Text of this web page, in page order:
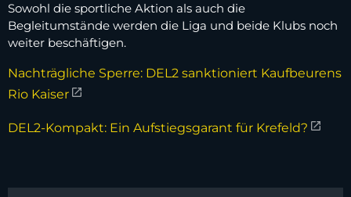
Sowohl die sportliche Aktion als auch die
Begleitumstände werden die Liga und beide Klubs noch
weiter beschäftigen.
Nachträgliche Sperre: DEL2 sanktioniert Kaufbeurens
Rio Kaiser
DEL2-Kompakt: Ein Aufstiegsgarant für Krefeld?